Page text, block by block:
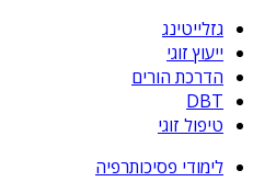
גזלייטינג
ייעוץ זוגי
הדרכת הורים
DBT
טיפול זוגי
לימודי פסיכותרפיה